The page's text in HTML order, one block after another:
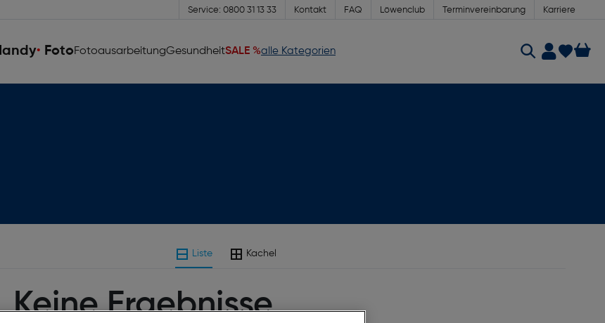
Service: 0800 31 13 33 Kontakt FAQ Löwenclub Terminvereinbarung Karriere
FotoFotoausarbeitungGesundheitSALE %alle Kategorien
Liste Kachel
Keine Ergebnisse